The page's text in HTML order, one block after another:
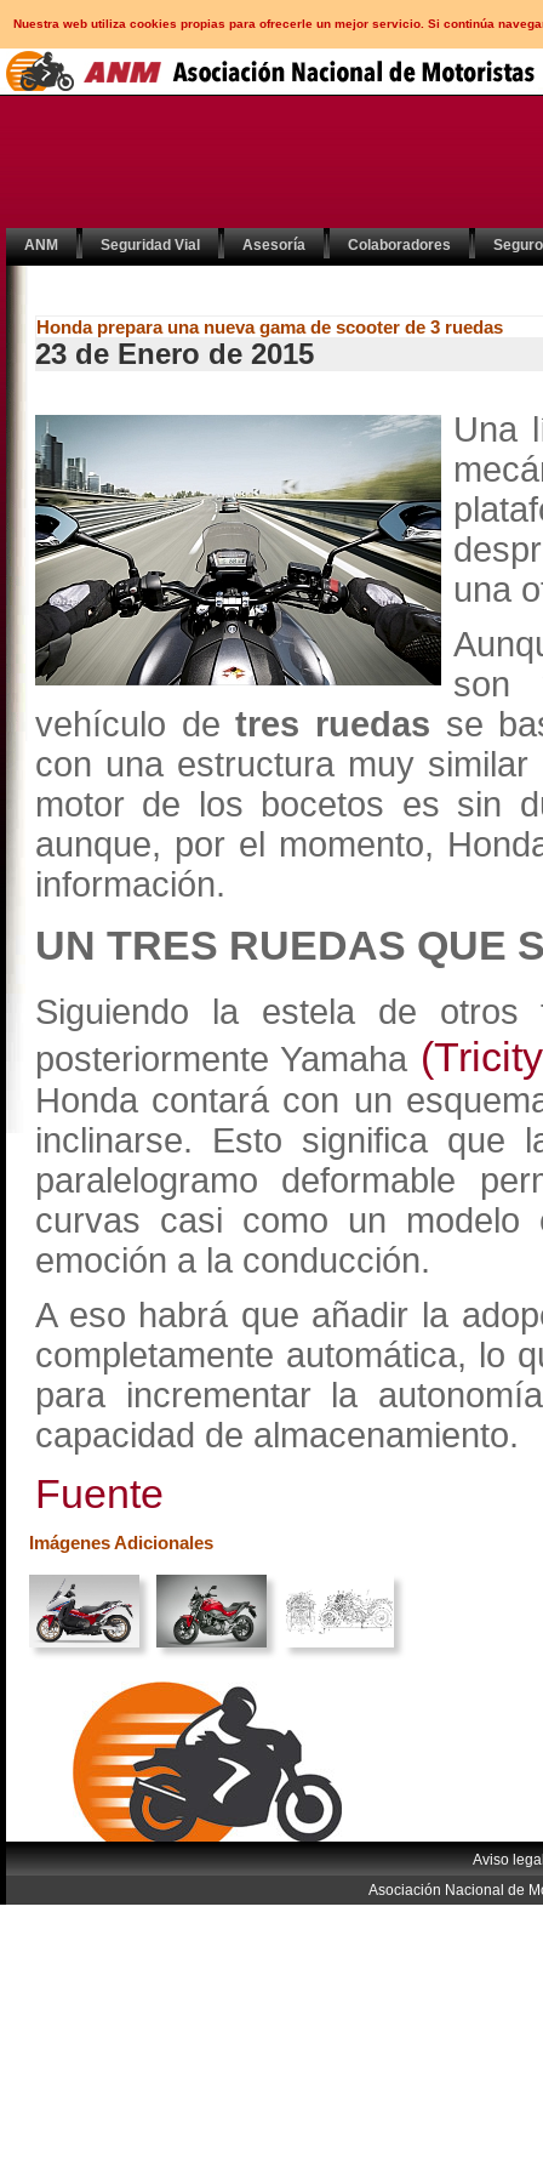
Nuestra web utiliza cookies propias para ofrecerle un mejor servicio. Si continúa
ANM Seguridad Vial Asesoría Colaboradores
Honda prepara una nueva gama de scooter de 3 ruedas
23 de Enero de 2015
Una
una
son
vehículo detres ruedas se
con una estructura muy
motor de los bocetos es sin
aunque, por el momento,
información.
UN TRES RUEDAS QUE
Siguiendo la estela de
posteriormente Yamaha
Honda contará con un
inclinarse. Esto significa que
paralelogramo deformable
curvas casi como un modelo
emoción a la conducción.
A eso habrá que añadir la
completamente automática, lo
para incrementar la
capacidad de almacenamiento.
Fuente
Imágenes Adicionales
Aviso
Asociación Nacional de